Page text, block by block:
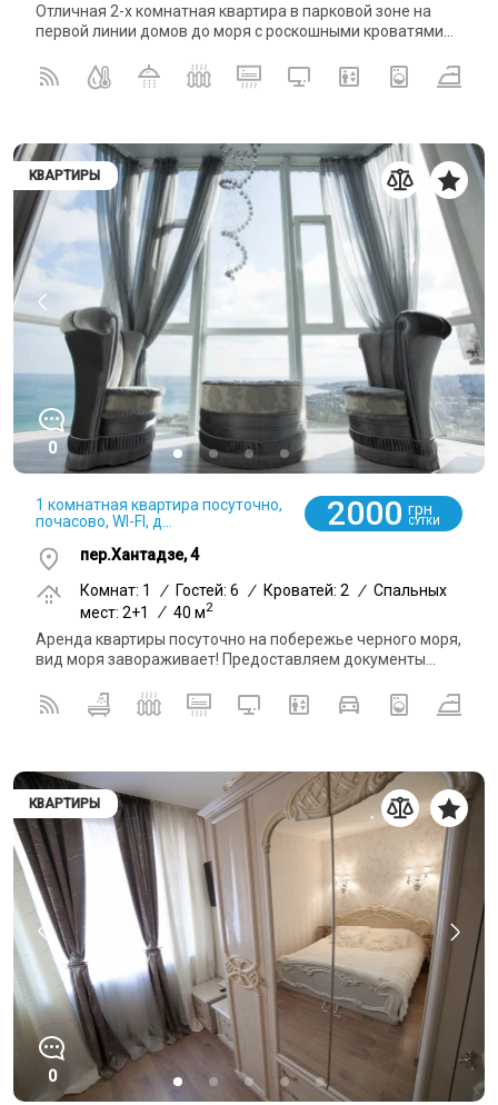
Отличная 2-х комнатная квартира в парковой зоне на
первой линии домов до моря с роскошными кроватями...
КВАРТИРЫ
0
1 комнатная квартира посуточно,
почасово, WI-FI, д...
2000 грн
СУТКИ
пер.Хантадзе, 4
Комнат: 1
/ Гостей: 6 / Кроватей: 2 / Спальных
мест: 2+1
/ 40 м2
Аренда квартиры посуточно на побережье черного моря,
вид моря завораживает! Предоставляем документы...
КВАРТИРЫ
0